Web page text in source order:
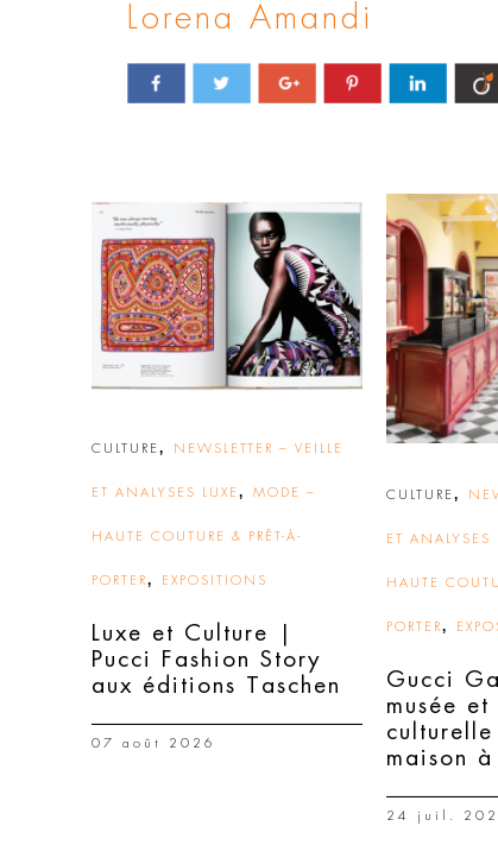
Lorena Amandi
CULTURE , NEWSLETTER – VEILLE
ET ANALYSES LUXE , MODE –
HAUTE COUTURE & PRÊT-À-
PORTER, EXPOSITIONS
Luxe et Culture |
Pucci Fashion Story
aux éditions Taschen
07 août 2026
CULTURE ,
ET ANALYSES
HAUTE
PORTER,
Gucci
musée et
maison
24 juil.